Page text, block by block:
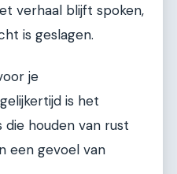
verhaal blijft spoken,
is geslagen.
je
is het
houden van rust
een gevoel van